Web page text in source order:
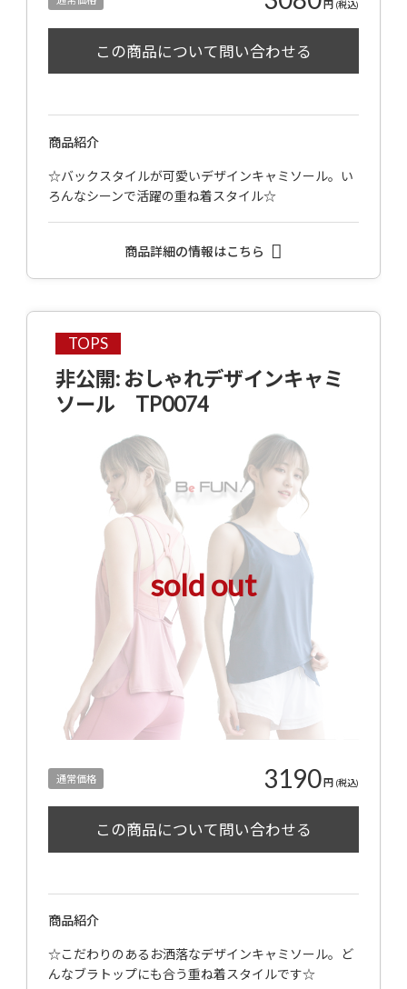
円 (税込)
商品紹介
☆バックスタイルが可愛いデザインキャミソール。い
ろんなシーンで活躍の重ね着スタイル☆
商品詳細の情報はこちら
TOPS
非公開: おしゃれデザインキャミ
ソール TP0074
sold out
通常価格 3190 円 (税込)
商品紹介
☆こだわりのあるお洒落なデザインキャミソール。ど
んなブラトップにも合う重ね着スタイルです☆